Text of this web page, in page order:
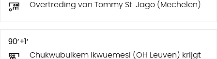
Overtreding van Tommy St. Jago (Mechelen).
90’+1’
Chukwubuikem Ikwuemesi (OH Leuven) krijgt